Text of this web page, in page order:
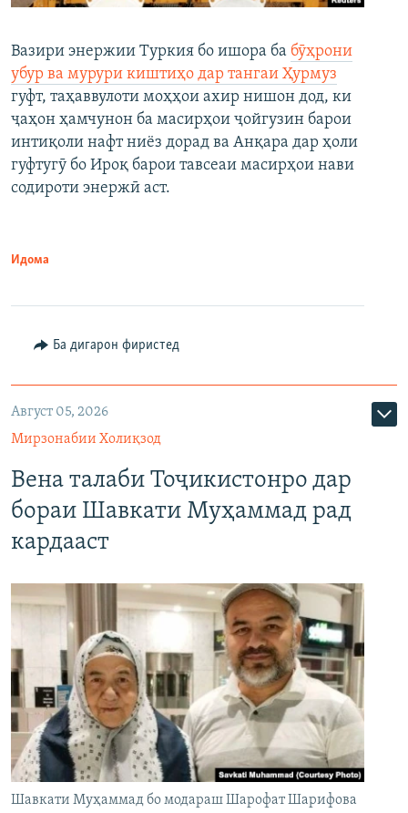
Вазири энержии Туркия бо ишора ба бӯҳрони
убур ва мурури киштиҳо дар тангаи Ҳурмуз
гуфт, таҳаввулоти моҳҳои ахир нишон дод, ки
ҷаҳон ҳамчунон ба масирҳои ҷойгузин барои
интиқоли нафт ниёз дорад ва Анқара дар ҳоли
гуфтугӯ бо Ироқ барои тавсеаи масирҳои нави
содироти энержӣ аст.
Идома
Ба дигарон фиристед
Август 05, 2026
Мирзонабии Холиқзод
Вена талаби Тоҷикистонро дар
бораи Шавкати Муҳаммад рад
кардааст
Шавкати Муҳаммад бо модараш Шарофат Шарифова